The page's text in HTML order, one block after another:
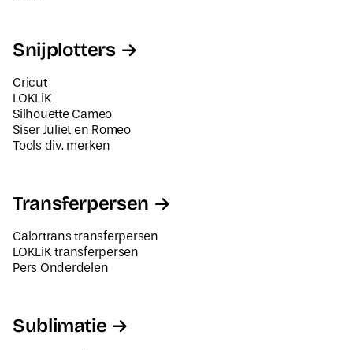
Snijplotters
Cricut
LOKLiK
Silhouette Cameo
Siser Juliet en Romeo
Tools div. merken
Transferpersen
Calortrans transferpersen
LOKLiK transferpersen
Pers Onderdelen
Sublimatie